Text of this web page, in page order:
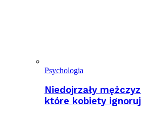
Psychologia
Niedojrzały
które kobiety